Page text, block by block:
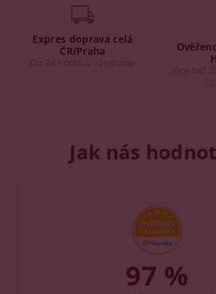
Expres doprava celá
ČR/Praha
Do 24 hodin u vás doma
Více než
Jak nás
97 %